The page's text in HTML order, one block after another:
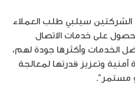
الشركتين سيلبي طلب العملاء
على خدمات الاتصال
الخدمات وأكثرها جودة لهم،
وتعزيز قدرتها لمعالجة
مستمر”.